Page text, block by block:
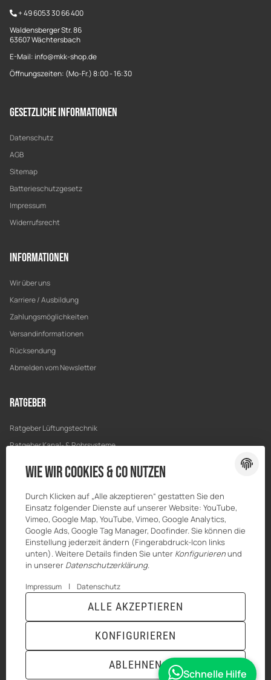
+49 6053 30 66 400
Waldensberger Str. 86
63607 Wächtersbach
E-Mail: info@mkk-shop.de
Öffnungszeiten: (Mo-Fr.) 8:00 - 16:30
Gesetzliche Informationen
Datenschutz
AGB
Sitemap
Batterieschutzgesetz
Impressum
Widerrufsrecht
Informationen
Wir über uns
Karriere / Ausbildung
Zahlungsmöglichkeiten
Versandinformationen
Rücksendung
Abmelden vom Newsletter
Ratgeber
Ratgeber Lüftungstechnik
Ratgeber Kanal- & Rohrsysteme
Ratgeber Bau & Trockenbau
* Alle Preise inkl. gesetzlicher USt., zzgl.
Wie wir Cookies & Co nutzen
Durch Klicken auf „Alle akzeptieren“ gestatten Sie den
Einsatz folgender Dienste auf unserer Website: YouTube,
Vimeo, Google Map, YouTube, Vimeo, Google Analytics,
Google Ads, Google Tag Manager, Doofinder. Sie können die
Einstellung jederzeit ändern (Fingerabdruck-Icon links
unten). Weitere Details finden Sie unter Konfigurierenund
in unserer Datenschutzerklärung.
Impressum | Datenschutz
ABLEHNEN
KONFIGURIEREN
ALLE AKZEPTIEREN
Schnelle Hilfe